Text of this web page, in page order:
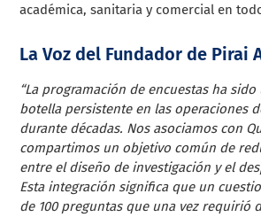
académica, sanitaria y comercial en
La Voz del Fundador de Pirai
“La programación de encuestas ha
botella persistente en las operaciones
durante décadas. Nos asociamos con
compartimos un objetivo común de
entre el diseño de investigación y el
Esta integración significa que un
de 100 preguntas que una vez requirió